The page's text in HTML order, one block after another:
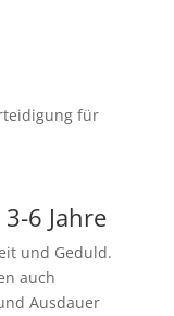
6 Jahre
und Geduld.
auch
Ausdauer